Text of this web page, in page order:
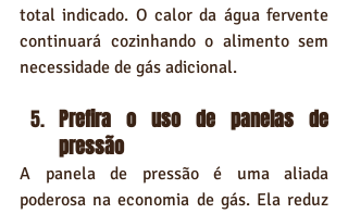
total indicado. O calor da água fervente
continuará cozinhando o alimento sem
necessidade de gás adicional.
Prefira o uso de panelas de
pressão
A panela de pressão é uma aliada
poderosa na economia de gás. Ela reduz